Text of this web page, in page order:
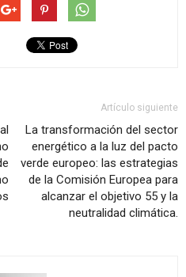
Artículo siguiente
La transformación del sector
energético a la luz del pacto
verde europeo: las estrategias
de la Comisión Europea para
alcanzar el objetivo 55 y la
neutralidad climática.